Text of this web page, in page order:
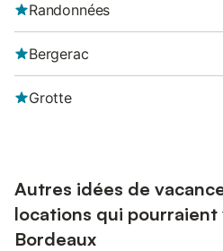
Randonnées
Bergerac
Grotte
Autres idées de
locations qui pourraient
Bordeaux